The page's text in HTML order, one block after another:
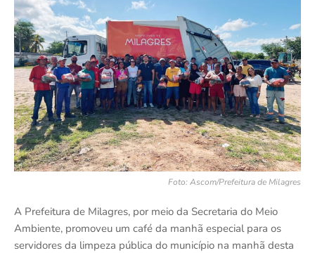
Foto: Ascom/Prefeitura de Milagres
A Prefeitura de Milagres, por meio da Secretaria do Meio
Ambiente, promoveu um café da manhã especial para os
servidores da limpeza pública do município na manhã desta